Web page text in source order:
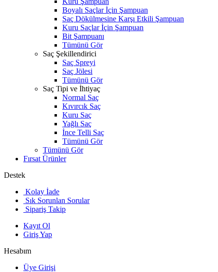
Boyalı Saçlar İçin Şampuan
Saç Dökülmesine Karşı Etkili Şampuan
Kuru Saçlar İçin Şampuan
Bit Şampuanı
Tümünü Gör
Saç Şekillendirici
Saç Spreyi
Saç Jölesi
Tümünü Gör
Saç Tipi ve İhtiyaç
Normal Saç
Kıvırcık Saç
Kuru Saç
Yağlı Saç
İnce Telli Saç
Tümünü Gör
Tümünü Gör
Fırsat Ürünler
Destek
Kolay İade
Sık Sorunlan Sorular
Sipariş Takip
Kayıt Ol
Giriş Yap
Hesabım
Üye Girişi